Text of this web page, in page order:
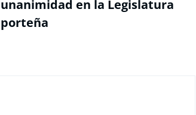
unanimidad en la Legislatura
porteña